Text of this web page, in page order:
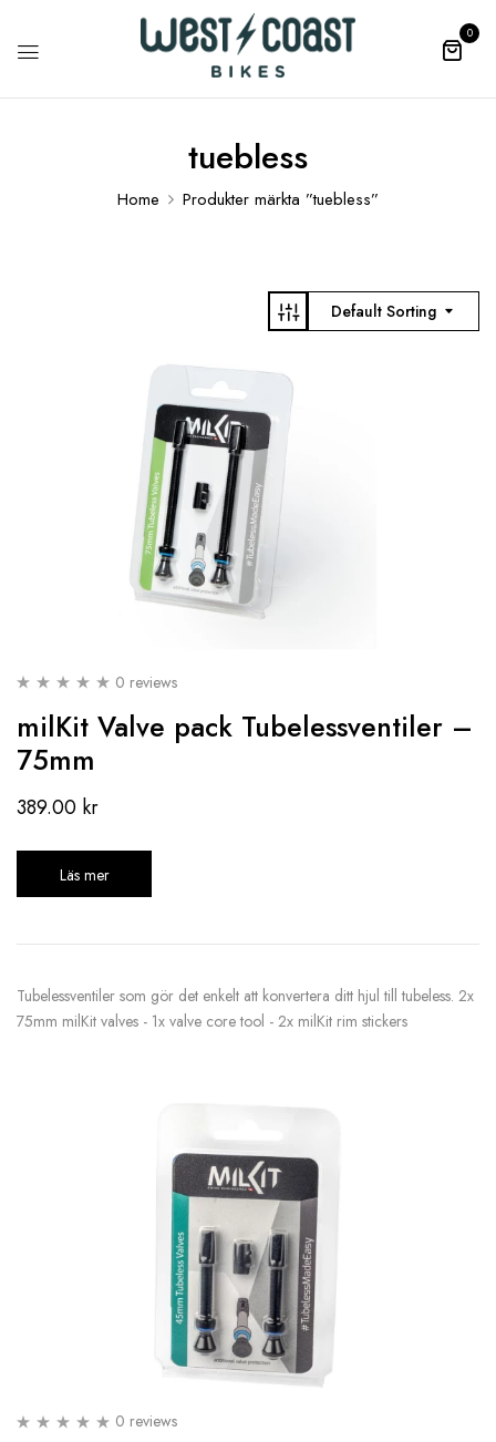
0
tuebless
Home Produkter märkta ”tuebless”
Default Sorting
0 reviews
milKit Valve pack Tubelessventiler –
75mm
389.00 kr
Läs mer
Tubelessventiler som gör det enkelt att konvertera ditt hjul till tubeless. 2x
75mm milKit valves - 1x valve core tool - 2x milKit rim stickers
0 reviews